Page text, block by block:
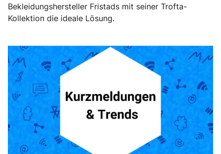
Bekleidungshersteller Fristads mit seiner Trofta-
Kollektion die ideale Lösung.